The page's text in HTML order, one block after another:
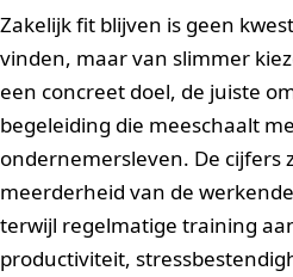
Zakelijk fit blijven is geen
vinden, maar van slimmer
een concreet doel, de juiste
begeleiding die meeschaalt
ondernemersleven. De cijfers
meerderheid van de
terwijl regelmatige training
productiviteit,